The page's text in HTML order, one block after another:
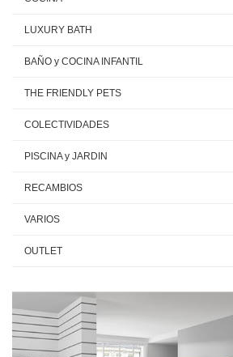
LUXURY BATH
BAÑO y COCINA INFANTIL
THE FRIENDLY PETS
COLECTIVIDADES
PISCINA y JARDIN
RECAMBIOS
VARIOS
OUTLET